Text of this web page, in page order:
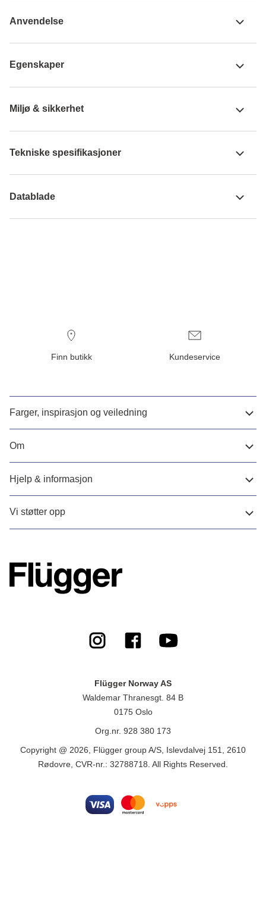
Anvendelse
Egenskaper
Miljø & sikkerhet
Tekniske spesifikasjoner
Datablade
Finn butikk Kundeservice
Farger, inspirasjon og veiledning
Om
Hjelp & informasjon
Vi støtter opp
Flügger Norway AS
Waldemar Thranesgt. 84 B
0175 Oslo
Org.nr. 928 380 173
Copyright @ 2026, Flügger group A/S, Islevdalvej 151, 2610
Rødovre, CVR-nr.: 32788718. All Rights Reserved.